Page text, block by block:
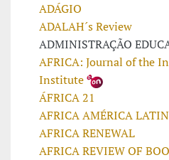
ADÁGIO
ADALAH´s Review
ADMINISTRAÇÃO
AFRICA: Journal of the
Institute
ÁFRICA 21
AFRICA AMÉRICA
AFRICA RENEWAL
AFRICA REVIEW OF